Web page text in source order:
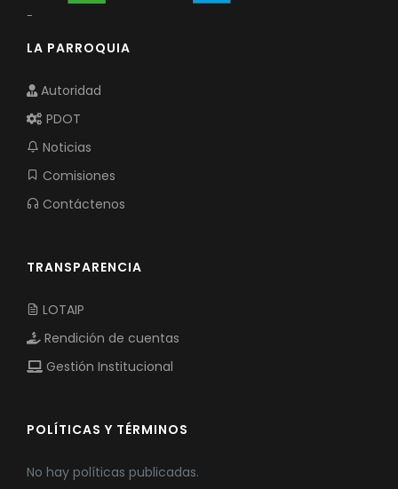
-
LA PARROQUIA
Autoridad
PDOT
Noticias
Comisiones
Contáctenos
TRANSPARENCIA
LOTAIP
Rendición de cuentas
Gestión Institucional
POLÍTICAS Y TÉRMINOS
No hay políticas publicadas.